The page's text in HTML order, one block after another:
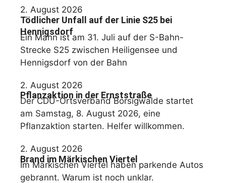
2. August 2026
Tödlicher Unfall auf der Linie S25 bei
Hennigsdorf
Ein Mann ist am 31. Juli auf der S-Bahn-
Strecke S25 zwischen Heiligensee und
Hennigsdorf von der Bahn
2. August 2026
Pflanzaktion in der Ernststraße
Der CDU-Ortsverband Borsigwalde startet
am Samstag, 8. August 2026, eine
Pflanzaktion starten. Helfer willkommen.
2. August 2026
Brand im Märkischen Viertel
Im Märkischen Viertel haben parkende Autos
gebrannt. Warum ist noch unklar.